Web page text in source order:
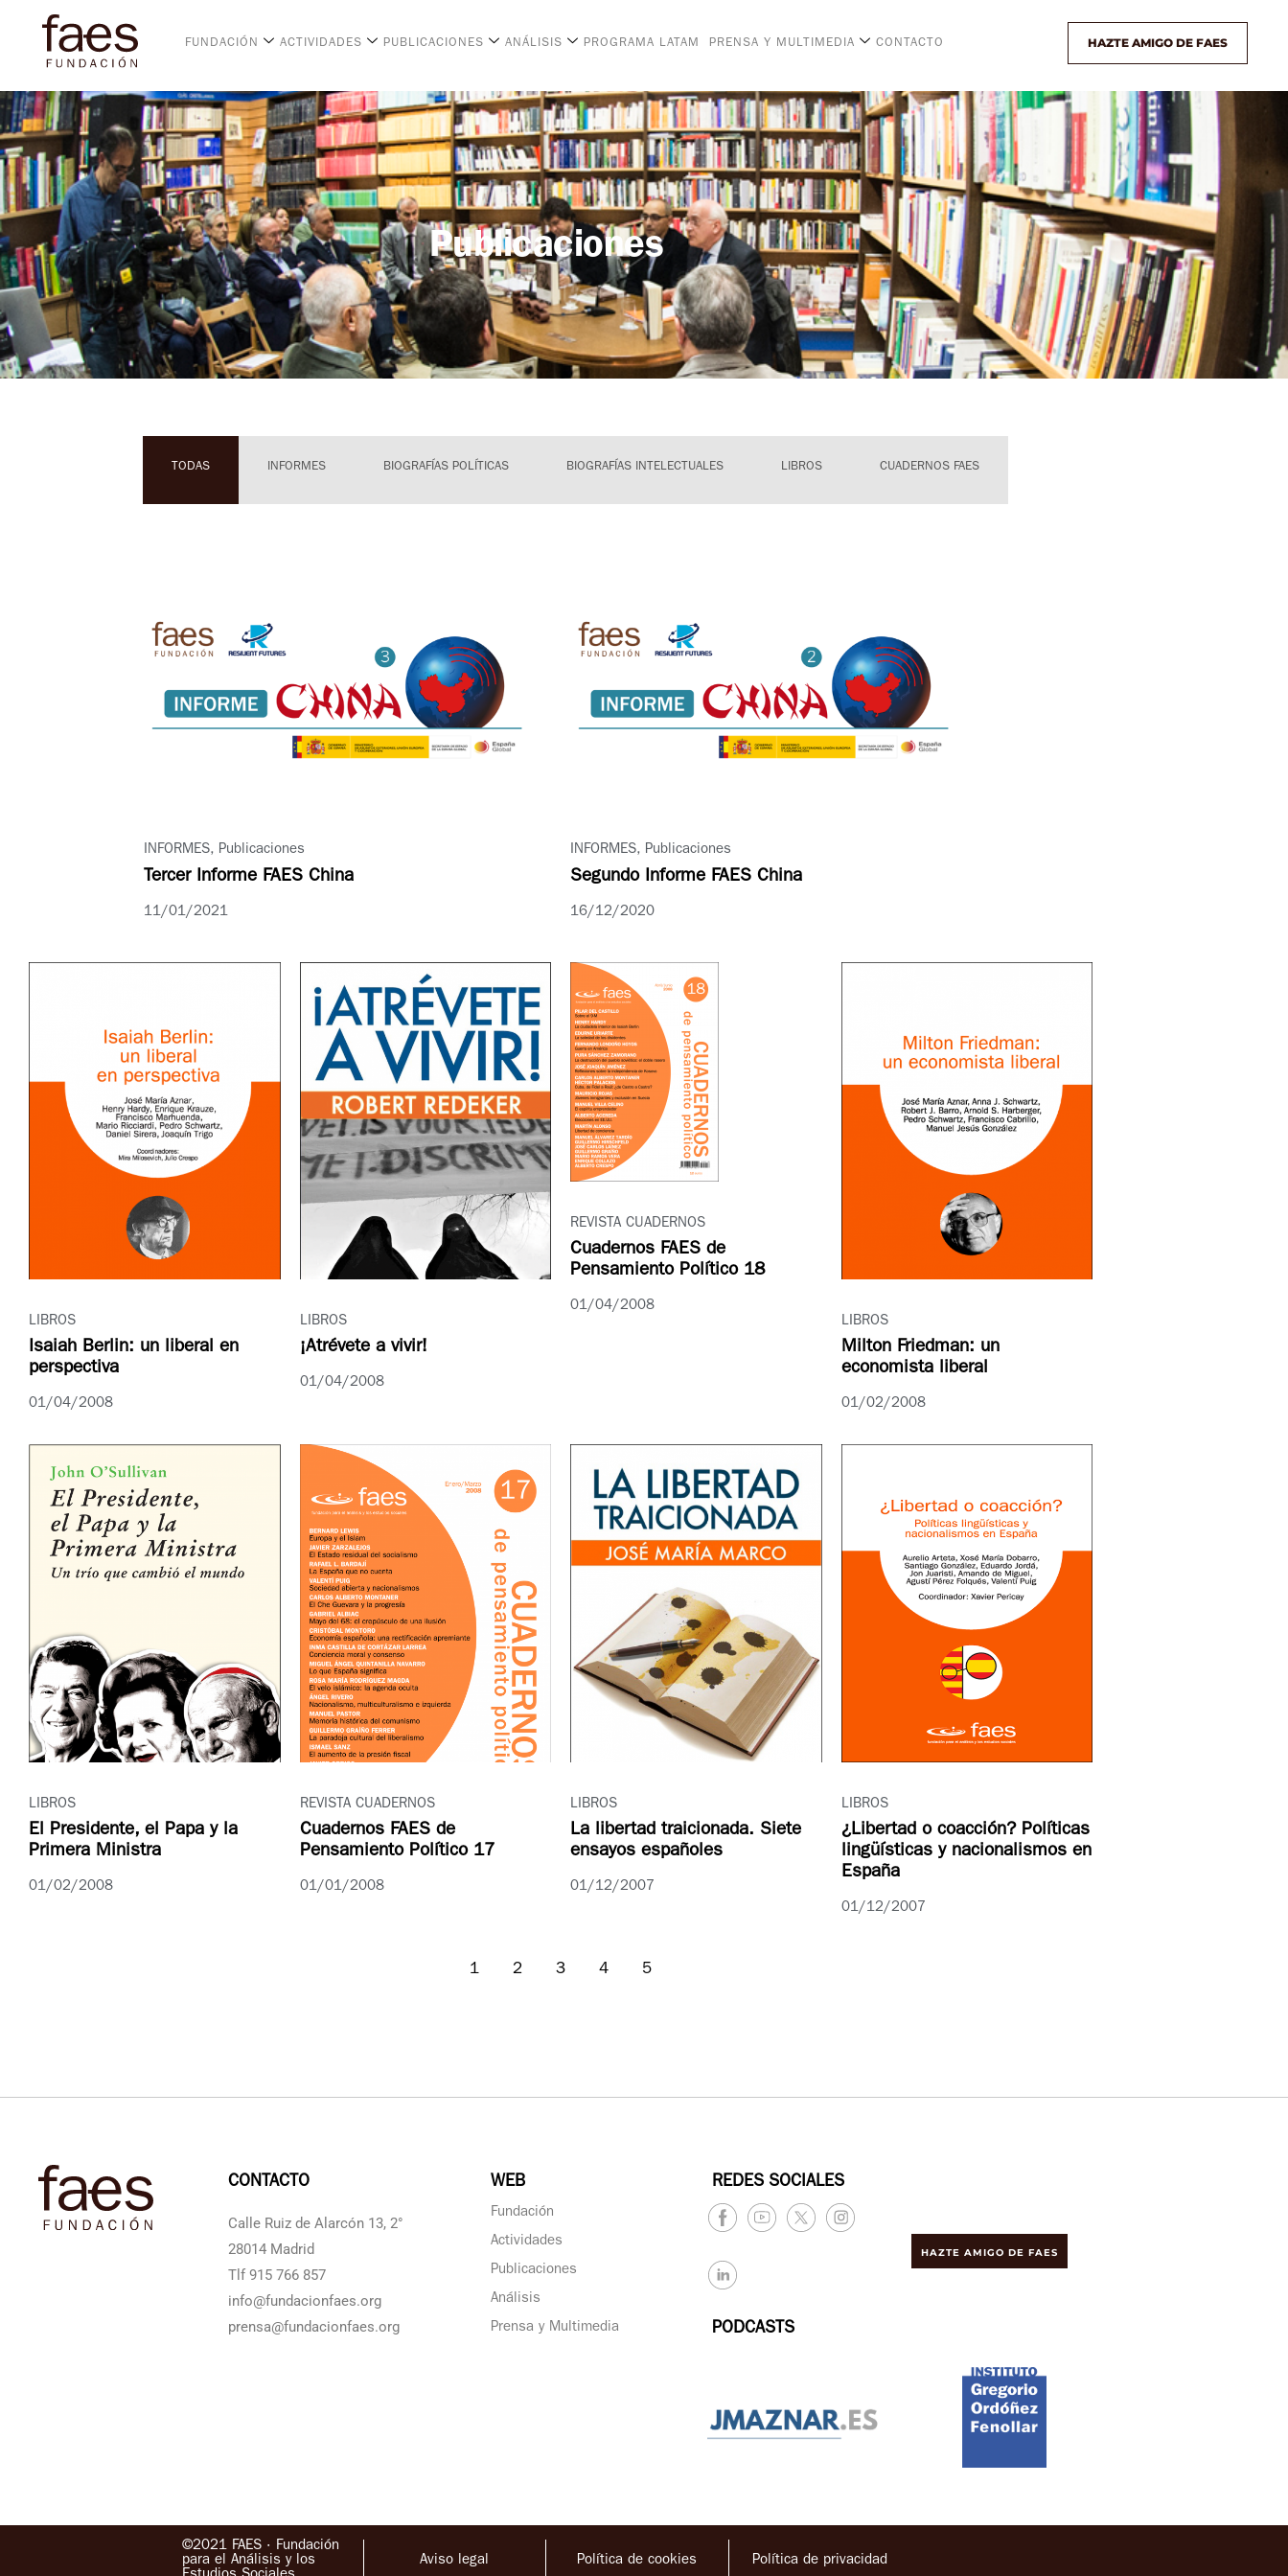
FUNDACIÓN ACTIVIDADES PUBLICACIONES ANÁLISIS PROGRAMA LATAM PRENSA Y MULTIMEDIA CONTACTO HAZTE AMIGO DE FAES
Publicaciones
TODAS INFORMES BIOGRAFÍAS POLÍTICAS BIOGRAFÍAS INTELECTUALES LIBROS CUADERNOS FAES
INFORMES, Publicaciones
Tercer Informe FAES China
11/01/2021
INFORMES, Publicaciones
Segundo Informe FAES China
16/12/2020
LIBROS
Isaiah Berlin: un liberal en
perspectiva
01/04/2008
LIBROS
¡Atrévete a vivir!
01/04/2008
REVISTA CUADERNOS
Cuadernos FAES de
Pensamiento Político 18
01/04/2008
LIBROS
Milton Friedman: un
economista liberal
01/02/2008
LIBROS
El Presidente, el Papa y la
Primera Ministra
01/02/2008
REVISTA CUADERNOS
Cuadernos FAES de
Pensamiento Político 17
01/01/2008
LIBROS
La libertad traicionada. Siete
ensayos españoles
01/12/2007
LIBROS
¿Libertad o coacción? Políticas
lingüísticas y nacionalismos en
España
01/12/2007
1 2 3 4 5
CONTACTO
Calle Ruiz de Alarcón 13, 2°
28014 Madrid
Tlf 915 766 857
info@fundacionfaes.org
prensa@fundacionfaes.org
WEB
Fundación
Actividades
Publicaciones
Análisis
Prensa y Multimedia
REDES SOCIALES
PODCASTS
HAZTE AMIGO DE FAES
©2021 FAES · Fundación
para el Análisis y los
Aviso legal Política de cookies Política de privacidad